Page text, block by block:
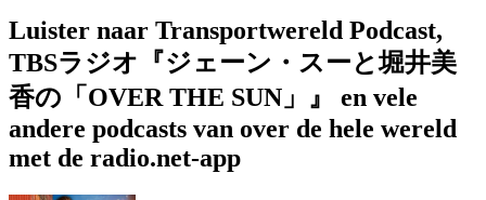
Luister naar Transportwereld Podcast,
TBSラジオ『ジェーン・スーと堀井美
香の「OVER THE SUN」』 en vele
andere podcasts van over de hele wereld
met de radio.net-app